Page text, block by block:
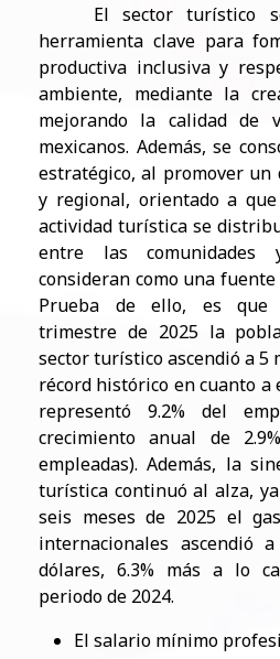
El sector turístico
herramienta clave para
productiva inclusiva y
ambiente, mediante la
mejorando la calidad de
mexicanos. Además, se
estratégico, al promover un
y regional, orientado a
actividad turística se
entre las
consideran como una
Prueba de ello, es
trimestre de 2025 la
sector turístico ascendió a 5
récord histórico en cuanto
representó 9.2% del
crecimiento anual de
empleadas). Además, la
turística continuó al alza,
seis meses de 2025 el
internacionales ascendió
dólares, 6.3% más a lo
periodo de 2024.
El salario mínimo